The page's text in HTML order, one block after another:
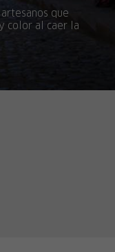
que
color al caer la